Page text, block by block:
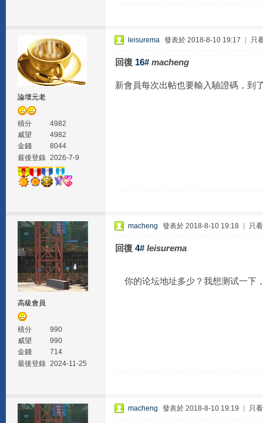
論壇元老
積分
4982
威望
4982
金錢
8044
最後登錄 2026-7-9
leisurema 發表於 2018-8-10 19:17 只
回復 16# macheng
新會員每次出帖也要輸入驗證碼，到
高級會員
積分
990
威望
990
金錢
714
最後登錄 2024-11-25
macheng 發表於 2018-8-10 19:18 只
回復 4# leisurema
你的论坛地址多少？我想测试一下
macheng 發表於 2018-8-10 19:19 只